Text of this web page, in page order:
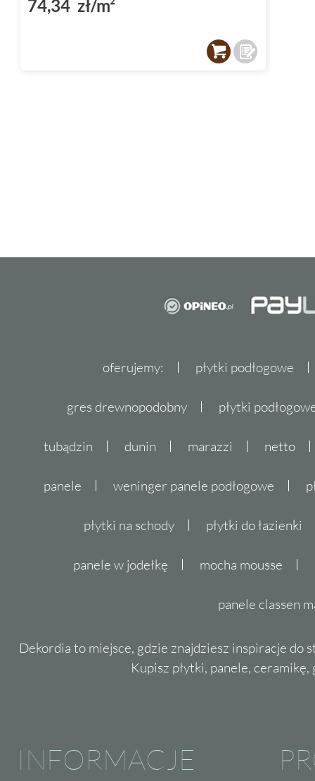
jak dekor i cygaro. Dzięki nim możesz
aranżację przestrzeni, która będzie cieszyć
na zużycie, nawet przy intensywnym
mrozoodporność i łatwość w utrzymaniu
Jeśli szukasz płytek do swojejkuchni,
której nie możesz pominąć. Wytrzymałość
ruchu, takich jak kuchnia.
Płytki na taras i balkon
wyboremna tarasczy balkon. Są one
atmosferyczne, dzięki czemu możesz
Poczuj różnicę, jaką mogą zrobić dobrej
74,34 zł/m²
oferujemy: płytki podłogowe
gres drewnopodobny płytki
tubądzin dunin marazzi netto
panele weninger panele podłogowe
płytki na schody płytki do łazienki
panele w jodełkę mocha mousse
panele classen
Dekordia to miejsce, gdzie znajdziesz inspiracje do
Kupisz płytki, panele,
INFORMACJE